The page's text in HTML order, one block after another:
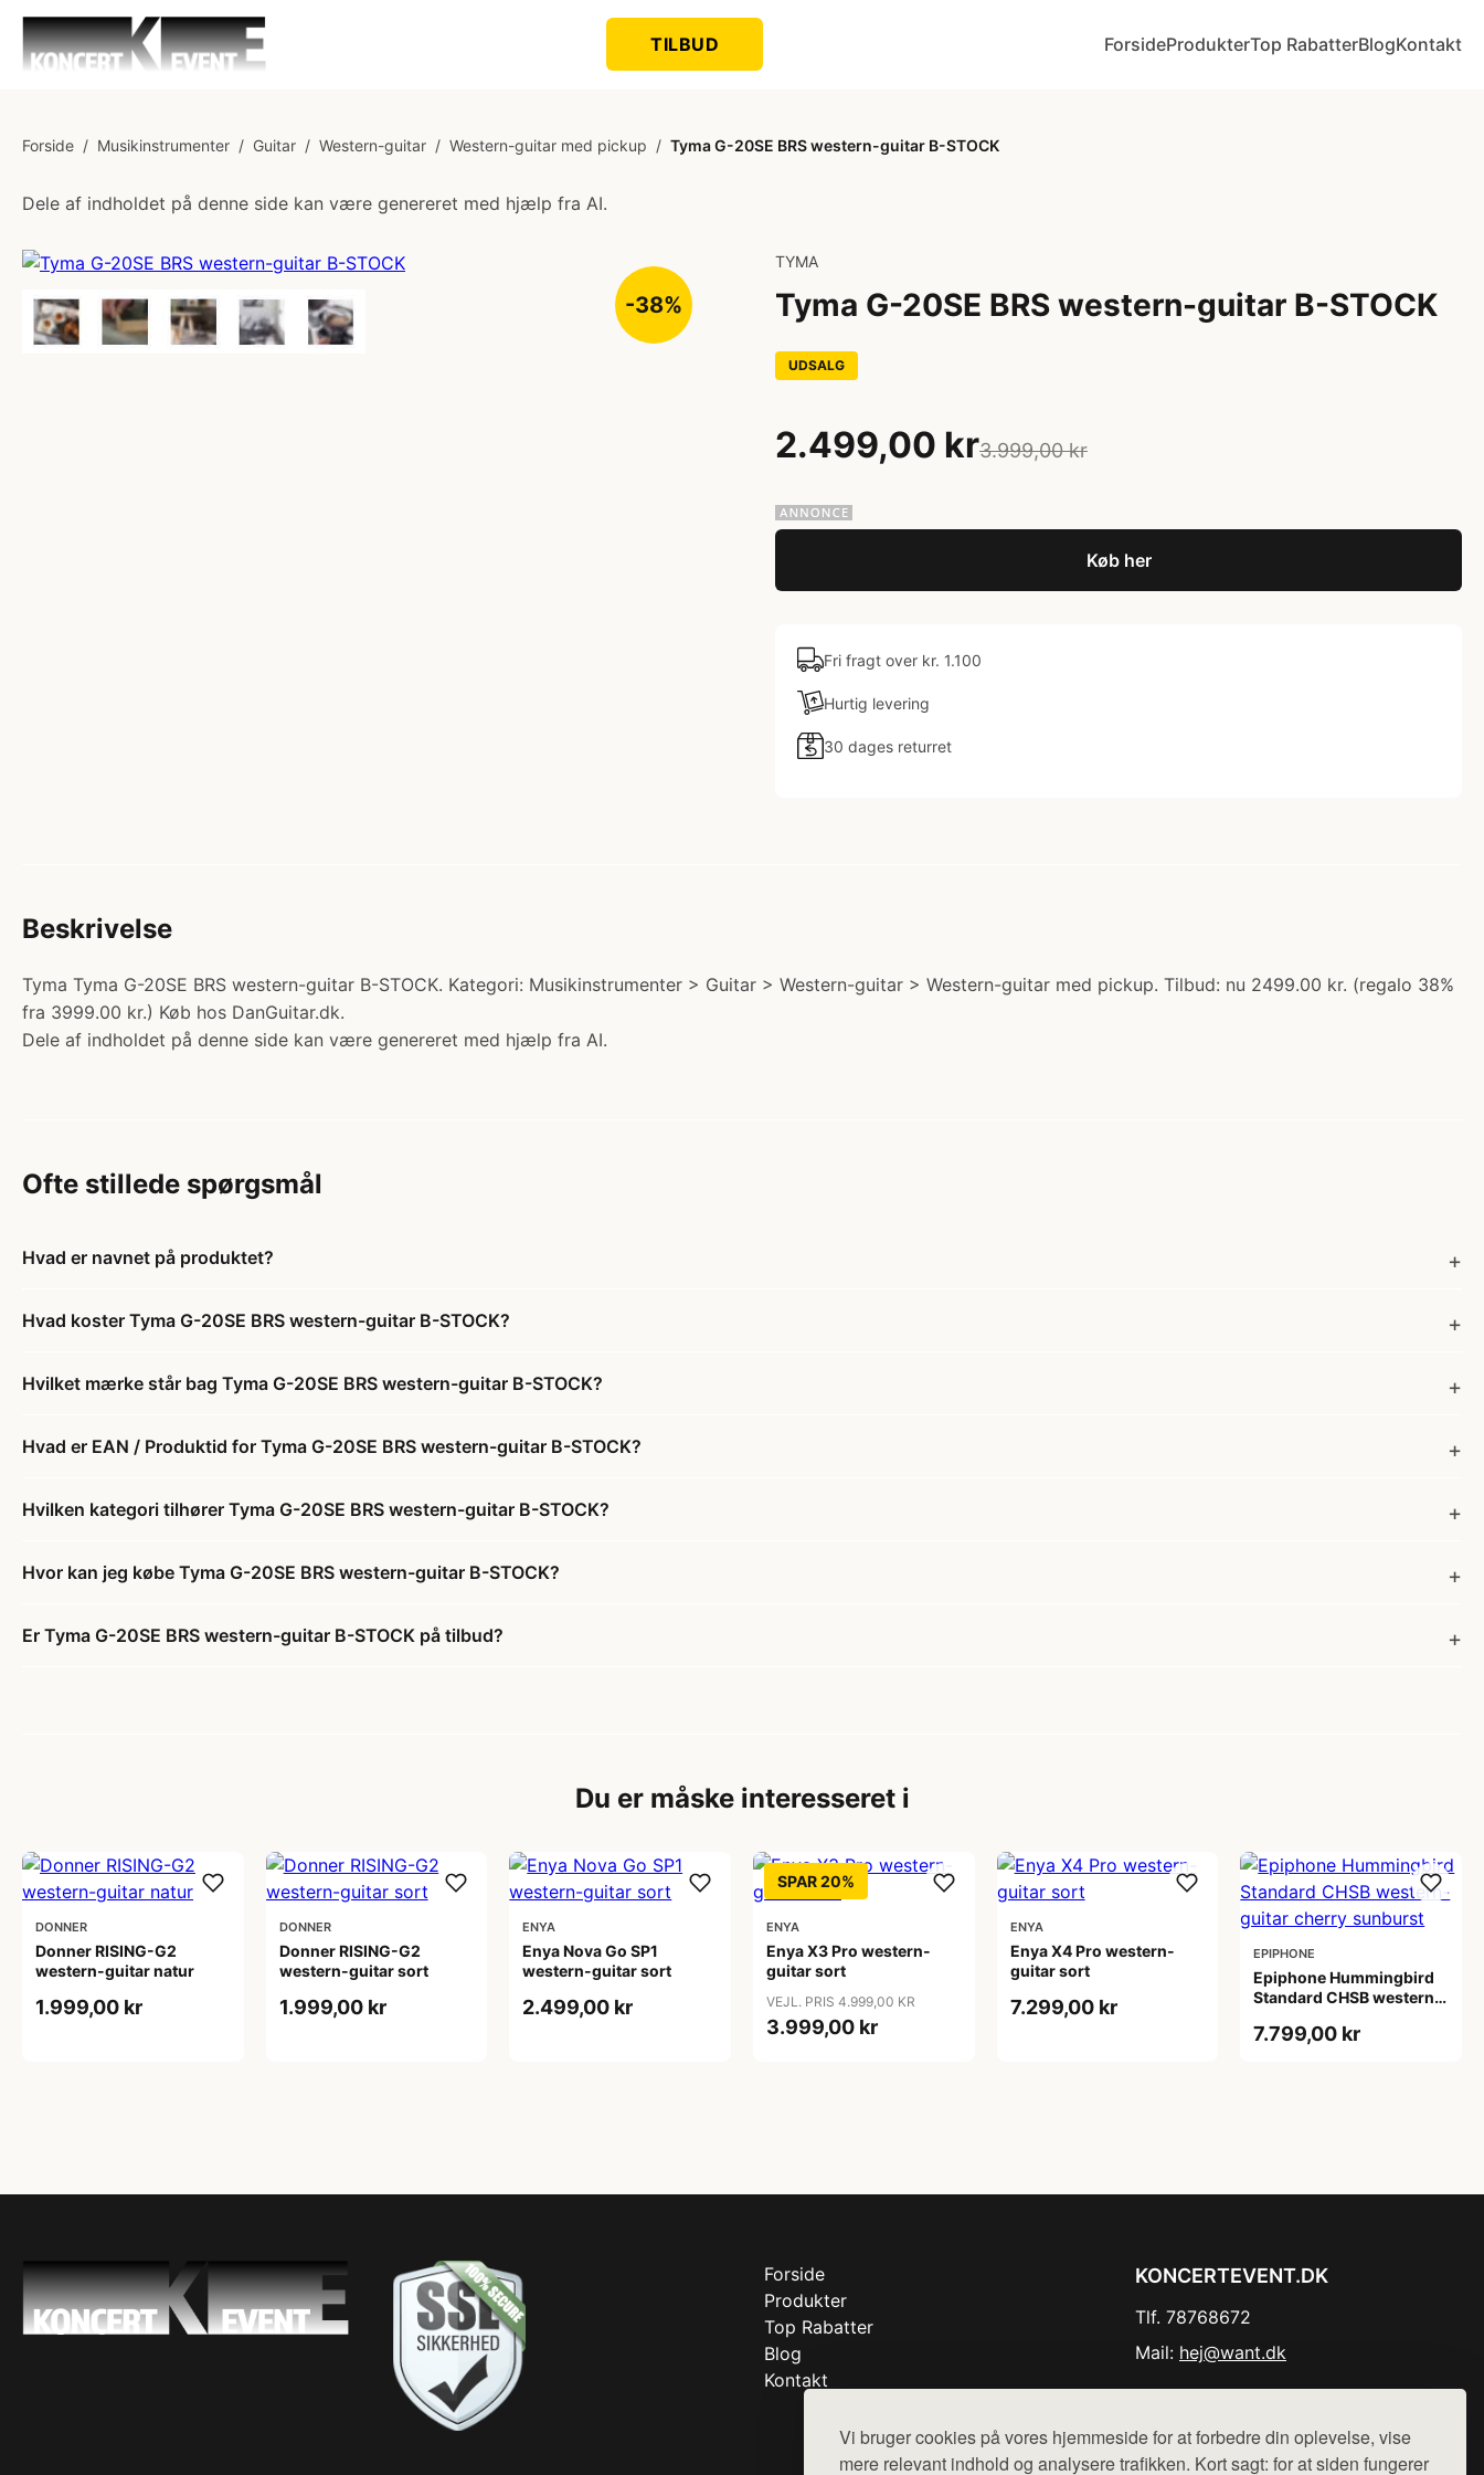
Vi bruger cookies på vores hjemmeside for at forbedre din oplevelse, vise
mere relevant indhold og analysere trafikken. Kort sagt: for at siden fungerer
TILBUD ForsideProdukterTop RabatterBlogKontakt
Forside / Musikinstrumenter / Guitar / Western-guitar / Western-guitar med pickup / Tyma G-20SE BRS western-guitar B-STOCK
Dele af indholdet på denne side kan være genereret med hjælp fra AI.
-38%
TYMA
Tyma G-20SE BRS western-guitar B-STOCK
UDSALG
2.499,00 kr3.999,00 kr
Køb her
Fri fragt over kr. 1.100
Hurtig levering
30 dages returret
Beskrivelse
Tyma Tyma G-20SE BRS western-guitar B-STOCK. Kategori: Musikinstrumenter > Guitar > Western-guitar > Western-guitar med pickup. Tilbud: nu 2499.00 kr. (regalo 38%
fra 3999.00 kr.) Køb hos DanGuitar.dk.
Dele af indholdet på denne side kan være genereret med hjælp fra AI.
Ofte stillede spørgsmål
Hvad er navnet på produktet?
Hvad koster Tyma G-20SE BRS western-guitar B-STOCK?
Hvilket mærke står bag Tyma G-20SE BRS western-guitar B-STOCK?
Hvad er EAN / Produktid for Tyma G-20SE BRS western-guitar B-STOCK?
Hvilken kategori tilhører Tyma G-20SE BRS western-guitar B-STOCK?
Hvor kan jeg købe Tyma G-20SE BRS western-guitar B-STOCK?
Er Tyma G-20SE BRS western-guitar B-STOCK på tilbud?
Du er måske interesseret i
DONNER
Donner RISING-G2
western-guitar natur
1.999,00 kr
DONNER
Donner RISING-G2
western-guitar sort
1.999,00 kr
ENYA
Enya Nova Go SP1
western-guitar sort
2.499,00 kr
SPAR 20%
ENYA
Enya X3 Pro western-
guitar sort
VEJL. PRIS 4.999,00 KR
3.999,00 kr
ENYA
Enya X4 Pro western-
guitar sort
7.299,00 kr
EPIPHONE
Epiphone Hummingbird
Standard CHSB western-
7.799,00 kr
Forside
Produkter
Top Rabatter
Blog
Kontakt
KONCERTEVENT.DK
Tlf. 78768672
Mail: hej@want.dk